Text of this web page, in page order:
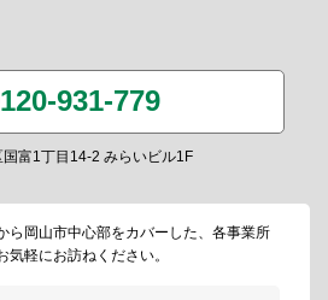
931-779
富1丁目14-2 みらいビル1F
ら岡山市中心部をカバーした、各事業所
軽にお訪ねください。